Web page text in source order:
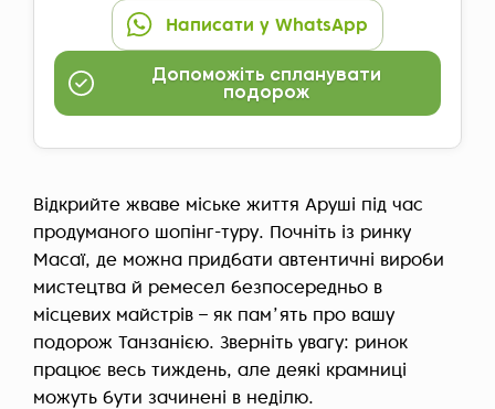
Написати у WhatsApp
Допоможіть спланувати
подорож
Відкрийте жваве міське життя Аруші під час
продуманого шопінг-туру. Почніть із ринку
Масаї, де можна придбати автентичні вироби
мистецтва й ремесел безпосередньо в
місцевих майстрів – як памʼять про вашу
подорож Танзанією. Зверніть увагу: ринок
працює весь тиждень, але деякі крамниці
можуть бути зачинені в неділю.